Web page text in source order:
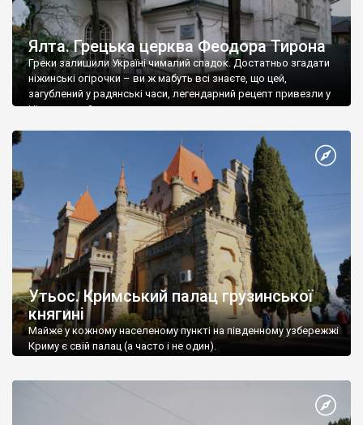
Ялта. Грецька церква Феодора Тирона
Греки залишили Україні чималий спадок. Достатньо згадати
ніжинські огірочки – ви ж мабуть всі знаєте, що цей,
загублений у радянські часи, легендарний рецепт привезли у
Ніжин греки?
Утьос. Кримський палац грузинської
княгині
Майже у кожному населеному пункті на південному узбережжі
Криму є свій палац (а часто і не один).